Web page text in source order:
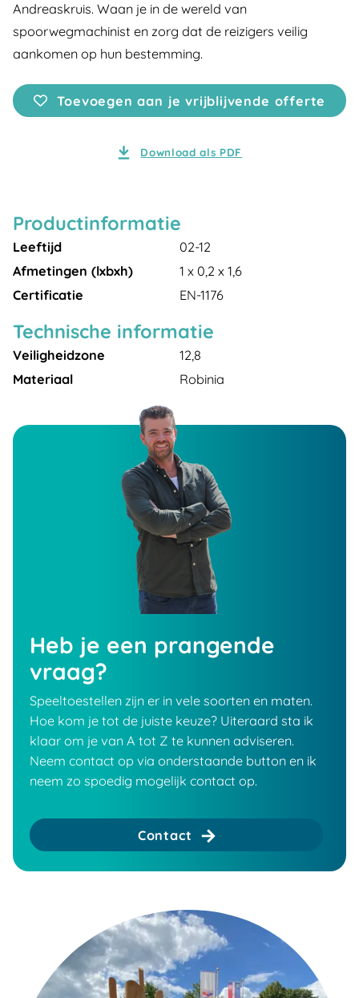
Andreaskruis. Waan je in de wereld van
spoorwegmachinist en zorg dat de reizigers veilig
aankomen op hun bestemming.
Toevoegen aan je vrijblijvende offerte
Download als PDF
Productinformatie
Leeftijd
02-12
Afmetingen (lxbxh)
1 x 0,2 x 1,6
Certificatie
EN-1176
Technische informatie
Veiligheidzone
12,8
Materiaal
Robinia
Heb je een prangende
vraag?
Speeltoestellen zijn er in vele soorten en maten.
Hoe kom je tot de juiste keuze? Uiteraard sta ik
klaar om je van A tot Z te kunnen adviseren.
Neem contact op via onderstaande button en ik
neem zo spoedig mogelijk contact op.
Contact